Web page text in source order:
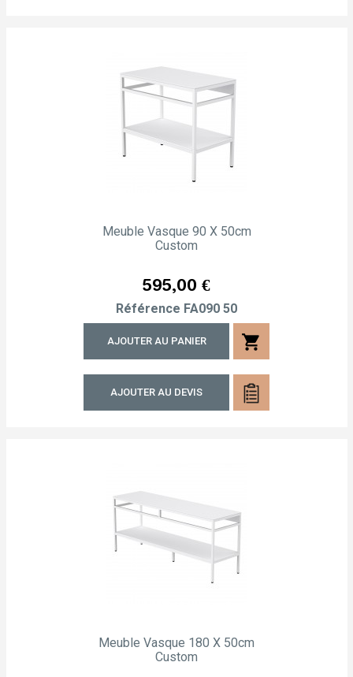
Meuble Vasque 90 X 50cm
Custom
Prix
595,00 €
Référence FA090 50
AJOUTER AU PANIER shopping_cart
AJOUTER AU DEVIS
Meuble Vasque 180 X 50cm
Custom